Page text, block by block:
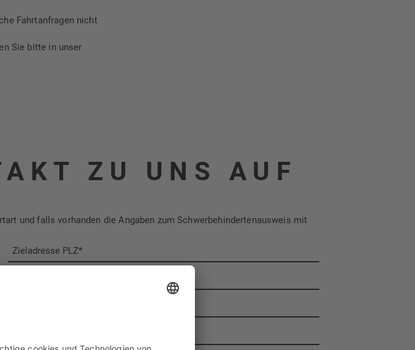
Fahrtanfragen nicht
Sie bitte in unser
ZU UNS AUF
und falls vorhanden die Angaben zum Schwerbehindertenausweis mit